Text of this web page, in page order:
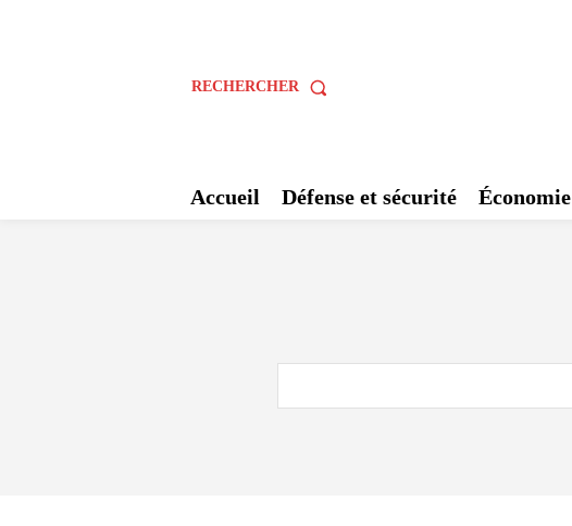
RECHERCHER
Accueil Défense et sécurité Économie